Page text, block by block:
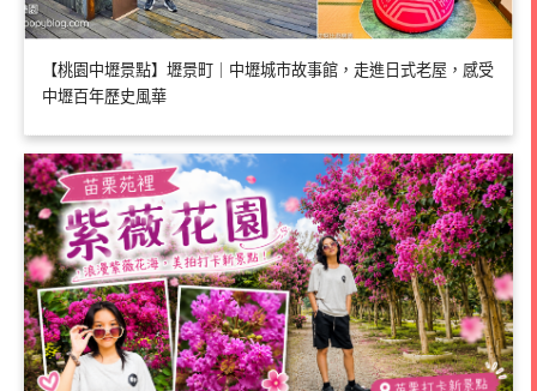
【桃園中壢景點】壢景町｜中壢城市故事館，走進日式老屋，感受
中壢百年歷史風華